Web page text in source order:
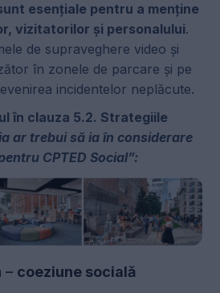
esențiale pentru a menține
vizitatorilor și personalului.
de supraveghere video și
în zonele de parcare și pe
incidentelor neplăcute.
în clauza 5.2. Strategiile
ar trebui să ia în considerare
CPTED Social”:
– coeziune socială